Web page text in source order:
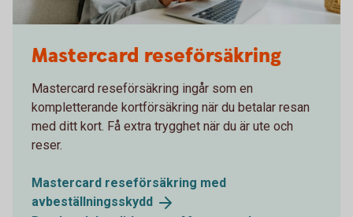
Mastercard reseförsäkring
Mastercard reseförsäkring ingår som en
kompletterande kortförsäkring när du betalar resan
med ditt kort. Få extra trygghet när du är ute och
reser.
Mastercard reseförsäkring med
avbeställningsskydd